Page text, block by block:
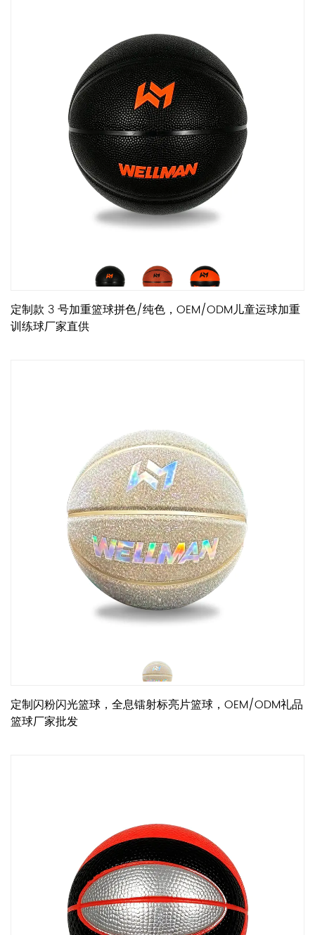
定制款 3 号加重篮球拼色/纯色，OEM/ODM儿童运球加重
训练球厂家直供
定制闪粉闪光篮球，全息镭射标亮片篮球，OEM/ODM礼品
篮球厂家批发